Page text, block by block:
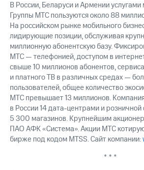
В России, Беларуси и Армении услугами
Группы МТС пользуются около 88
На российском рынке мобильного
лидирующие позиции, обслуживая
миллионную абонентскую базу.
МТС — телефонией, доступом в
свыше 10 миллионов абонентов,
и платного ТВ в различных средах —
пользователей, общее количество
МТС превышает 13 миллионов.
в России 14 дата-центрами и
5 300 магазинов. Крупнейшим
ПАО АФК «Система». Акции МТС
бирже под кодом MTSS. Сайт компании:
* * *